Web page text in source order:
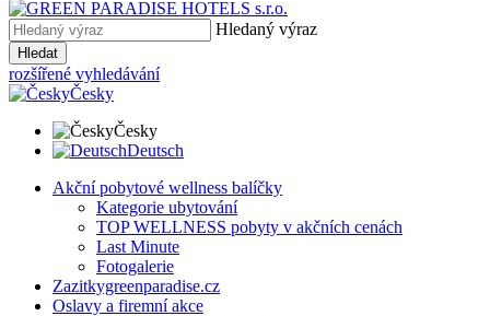
Hledaný výraz
Hledat
rozšířené vyhledávání
Česky
Česky
Deutsch
Akční pobytové wellness balíčky
Kategorie ubytování
TOP WELLNESS pobyty v akčních cenách
Last Minute
Fotogalerie
Zazitkygreenparadise.cz
Oslavy a firemní akce